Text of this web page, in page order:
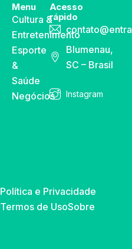
Menu
Cultura &
Entretenimento
Esporte
&
Saúde
Negócios
Acesso
rápido
Blumenau,
SC – Brasil
Instagram
Política e Privacidade
Termos de UsoSobre